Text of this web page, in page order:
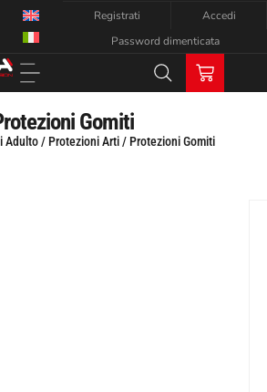
Registrati
Accedi
Password dimenticata
Gomiti
Adulto/ Protezioni Arti/ Protezioni Gomiti